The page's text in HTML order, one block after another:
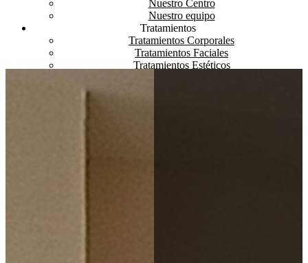
Nuestro Centro
Nuestro equipo
Tratamientos
Tratamientos Corporales
Tratamientos Faciales
Tratamientos Estéticos